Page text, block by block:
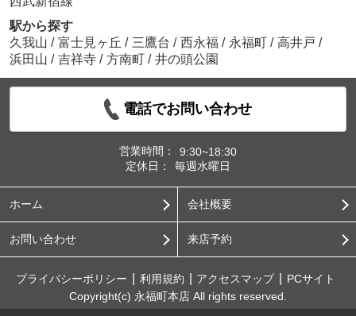
駅から探す
久我山 / 富士見ヶ丘 / 三鷹台 / 西永福 / 永福町 / 高井戸 /
浜田山 / 吉祥寺 / 方南町 / 井の頭公園
電話でお問い合わせ
営業時間：
9:30~18:30
定休日：
毎週水曜日
ホーム 会社概要
お問い合わせ 来店予約
プライバシーポリシー 利用規約 アクセスマップ
PCサイト
Copyright(c) 永福町本店 All rights reserved.